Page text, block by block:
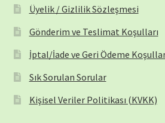
Üyelik / Gizlilik Sözleşmesi
Gönderim ve Teslimat Koşulları
İptal/İade ve Geri Ödeme
Sık Sorulan Sorular
Kişisel Veriler Politikası (KVKK)